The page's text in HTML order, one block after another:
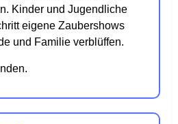
Kinder und Jugendliche
eigene Zaubershows
und Familie verblüffen.